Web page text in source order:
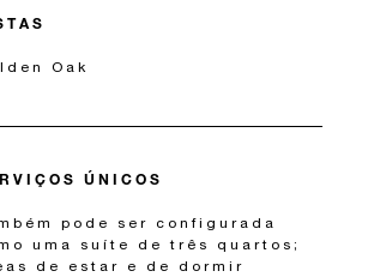
Oak
ÚNICOS
pode ser configurada
uma suíte de três quartos;
de estar e de dormir